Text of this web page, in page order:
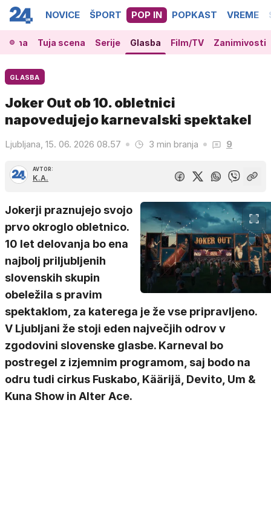
NOVICE ŠPORT POP IN POPKAST VREME
Tuja scena Serije Glasba Film/TV Zanimivosti
GLASBA
Joker Out ob 10. obletnici
napovedujejo karnevalski spektakel
Ljubljana, 15. 06. 2026 08.57 3 min branja 9
AVTOR:
K.A.
Jokerji praznujejo svojo
prvo okroglo obletnico.
10 let delovanja bo ena
najbolj priljubljenih
slovenskih skupin
obeležila s pravim
spektaklom, za katerega je že vse pripravljeno.
V Ljubljani že stoji eden največjih odrov v
zgodovini slovenske glasbe. Karneval bo
postregel z izjemnim programom, saj bodo na
odru tudi cirkus Fuskabo, Käärijä, Devito, Um &
Kuna Show in Alter Ace.